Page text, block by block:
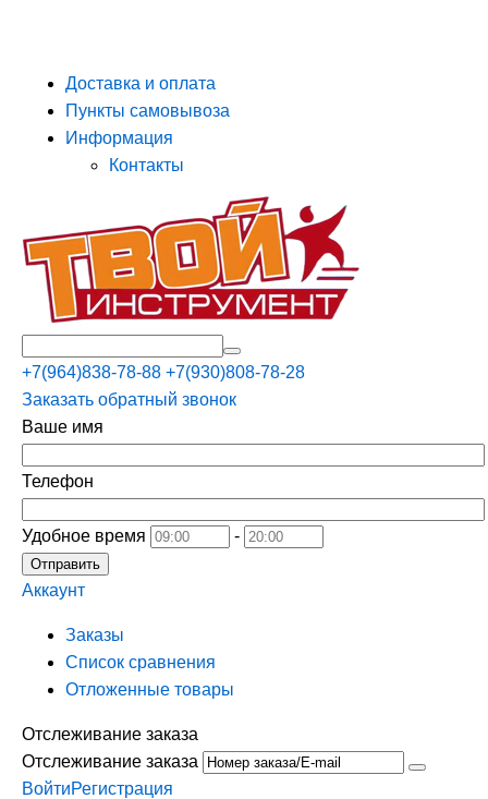
Доставка и оплата
Пункты самовывоза
Информация
Контакты
+7(964)838-78-88 +7(930)808-78-28
Заказать обратный звонок
Ваше имя
Телефон
Удобное время -
Отправить
Аккаунт
Заказы
Список сравнения
Отложенные товары
Отслеживание заказа
Отслеживание заказа
ВойтиРегистрация